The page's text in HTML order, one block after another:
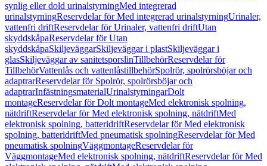
synlig eller dold urinalstyrningMed integrerad
urinalstyrningReservdelar för Med integrerad urinalstyrningUrinaler,
vattenfri driftReservdelar för Urinaler, vattenfri driftUtan
skyddskåpaReservdelar för Utan
skyddskåpaSkiljeväggarSkiljeväggar i plastSkiljeväggar i
glasSkiljeväggar av sanitetsporslinTillbehörReservdelar för
TillbehörVattenlås och vattenlåstillbehörSpolrör, spolrörsböjar och
adaptrarReservdelar för Spolrör, spolrörsböjar och
adaptrarInfästningsmaterialUrinalstyrningarDolt
montageReservdelar för Dolt montageMed elektronisk spolning,
nätdriftReservdelar för Med elektronisk spolning, nätdriftMed
elektronisk spolning, batteridriftReservdelar för Med elektronisk
spolning, batteridriftMed pneumatisk spolningReservdelar för Med
pneumatisk spolningVäggmontageReservdelar för
VäggmontageMed elektronisk spolning, nätdriftReservdelar för Med